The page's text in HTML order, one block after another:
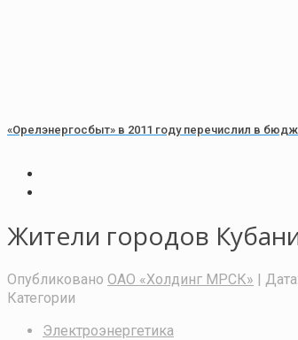
«Орелэнергосбыт» в 2011 году перечислил в
Жители городов
Опубликовано ОАО «Холдинг МРСК» | Дата:
Категории
Электроэнергетика